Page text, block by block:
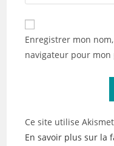
comment
comment
de
votre
(facultatif)
Enregistrer mon
navigateur pour
Ce site utilise
En savoir plus sur la